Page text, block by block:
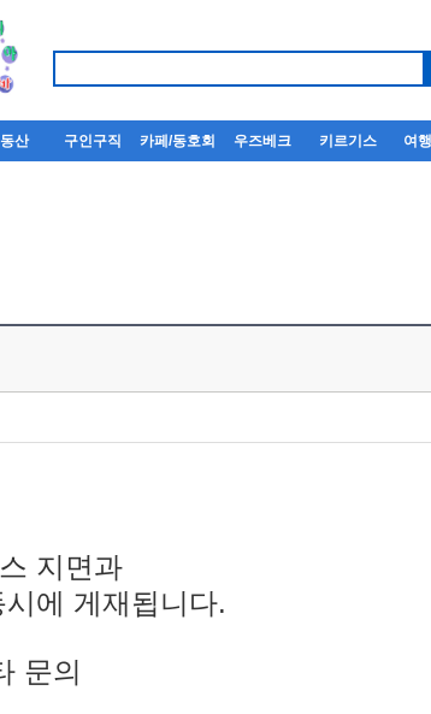
산 구인구직 카페/동호회 우즈베크 키르기스 여
지면과
에 게재됩니다.
문의